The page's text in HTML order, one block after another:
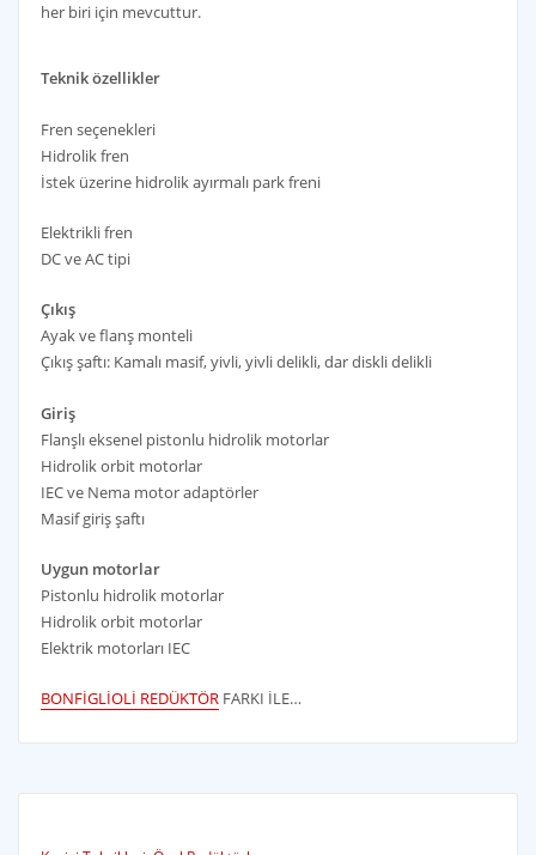
her biri için mevcuttur.
Teknik özellikler
Fren seçenekleri
Hidrolik fren
İstek üzerine hidrolik ayırmalı park freni
Elektrikli fren
DC ve AC tipi
Çıkış
Ayak ve flanş monteli
Çıkış şaftı: Kamalı masif, yivli, yivli delikli, dar diskli delikli
Giriş
Flanşlı eksenel pistonlu hidrolik motorlar
Hidrolik orbit motorlar
IEC ve Nema motor adaptörler
Masif giriş şaftı
Uygun motorlar
Pistonlu hidrolik motorlar
Hidrolik orbit motorlar
Elektrik motorları IEC
BONFİGLİOLİ REDÜKTÖRFARKI İLE…